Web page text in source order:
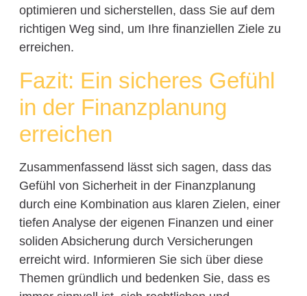
optimieren und sicherstellen, dass Sie auf dem
richtigen Weg sind, um Ihre finanziellen Ziele zu
erreichen.
Fazit: Ein sicheres Gefühl
in der Finanzplanung
erreichen
Zusammenfassend lässt sich sagen, dass das
Gefühl von Sicherheit in der Finanzplanung
durch eine Kombination aus klaren Zielen, einer
tiefen Analyse der eigenen Finanzen und einer
soliden Absicherung durch Versicherungen
erreicht wird. Informieren Sie sich über diese
Themen gründlich und bedenken Sie, dass es